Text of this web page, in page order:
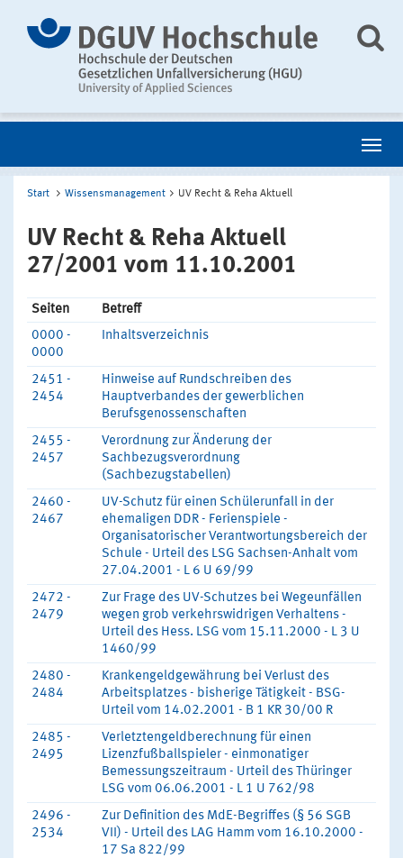
Start Wissensmanagement UV Recht & Reha Aktuell
UV Recht & Reha Aktuell
27/2001 vom 11.10.2001
Seiten
Betreff
0000 -
0000
Inhaltsverzeichnis
2451 -
2454
Hinweise auf Rundschreiben des
Hauptverbandes der gewerblichen
Berufsgenossenschaften
2455 -
2457
Verordnung zur Änderung der
Sachbezugsverordnung
(Sachbezugstabellen)
2460 -
2467
UV-Schutz für einen Schülerunfall in der
ehemaligen DDR - Ferienspiele -
Organisatorischer Verantwortungsbereich der
Schule - Urteil des LSG Sachsen-Anhalt vom
27.04.2001 - L 6 U 69/99
2472 -
2479
Zur Frage des UV-Schutzes bei Wegeunfällen
wegen grob verkehrswidrigen Verhaltens -
Urteil des Hess. LSG vom 15.11.2000 - L 3 U
1460/99
2480 -
2484
Krankengeldgewährung bei Verlust des
Arbeitsplatzes - bisherige Tätigkeit - BSG-
Urteil vom 14.02.2001 - B 1 KR 30/00 R
2485 -
2495
Verletztengeldberechnung für einen
Lizenzfußballspieler - einmonatiger
Bemessungszeitraum - Urteil des Thüringer
LSG vom 06.06.2001 - L 1 U 762/98
2496 -
2534
Zur Definition des MdE-Begriffes (§ 56 SGB
VII) - Urteil des LAG Hamm vom 16.10.2000 -
17 Sa 822/99